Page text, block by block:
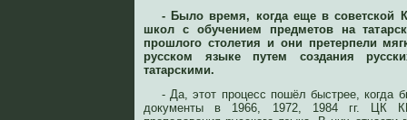
- Было время, когда еще в советской
школ с обучением предметов на
прошлого столетия и они претерпели
русском языке путем создания
татарскими.
- Да, этот процесс пошёл быстрее, когда
документы в 1966, 1972, 1984 гг. ЦК